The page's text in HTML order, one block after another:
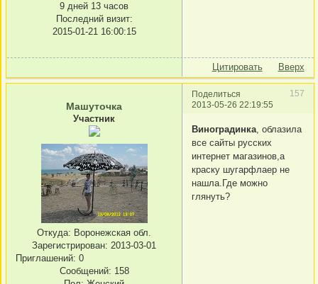
9 дней 13 часов
Последний визит:
2015-01-21 16:00:15
Цитировать Вверх
Поделиться
157
2013-05-26 22:19:55
Машуточка
Участник
Откуда: Воронежская обл.
Зарегистрирован: 2013-03-01
Приглашений: 0
Сообщений: 158
Виноградинка, облазила
все сайты русских
интернет магазинов,а
краску шугарфлаер не
нашла.Где можно
глянуть?